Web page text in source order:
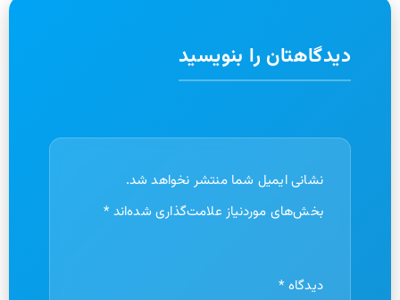
دیدگاهتان را بنویسید
نشانی ایمیل شما منتشر نخواهد شد.
بخش‌های موردنیاز علامت‌گذاری شده‌اند *
دیدگاه *